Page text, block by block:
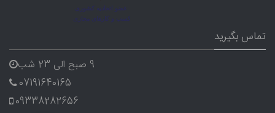
تماس بگیرید
9 صبح الی 23 شب
07191640165
09338282656